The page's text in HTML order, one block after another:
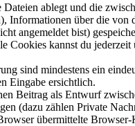
ablegt und die
Informationen über die von
angemeldet bist)
Cookies kannst du
sind mindestens ein
Eingabe ersichtlich.
Beitrag als Entwurf
(dazu zählen Private
übermittelte